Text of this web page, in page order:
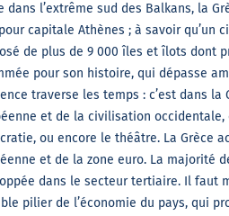
dans l’extrême sud des Balkans, la
capitale Athènes ; à savoir qu’un
de plus de 9 000 îles et îlots dont
pour son histoire, qui dépasse
traverse les temps : c’est dans
et de la civilisation
ou encore le théâtre. La Grèce
et de la zone euro. La majorité
dans le secteur tertiaire. Il faut
pilier de l’économie du pays, qui